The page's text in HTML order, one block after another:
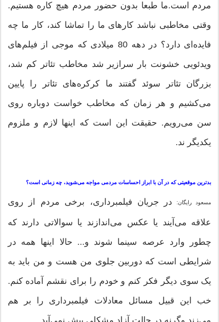
مردم است.ما طبعا بدون حضور مردم هیچ کاره هستیم.
وقتی مخاطبی نباشد کارهای ما را تماشا کند، کار ما چه
فایده‌ای دارد؟ در دهه 80 میلادی که موجی از فیلم‌های
ویدئویی خشونت بار سرازیر شد مخاطب تئاتر کم شد،
بزرگان تئاتر سوئد گفتند ما کرکره‌های تئاتر را پایین
می‌کشیم و هر زمان که مخاطب خواست دوباره روی
سن می‌رویم. حقیقت این است که اینها لازم و ملزوم
یکدیگر ند.
بدترین موقعیتی که در آن با ابراز احساسات مردمی مواجه می‌شوید، چه زمانی است؟
مسعود رایگان: در جریان فیلمبرداری، برخی مردم از روی
علاقه می‌آیند یا عکس می‌اندازند یا سوالاتی دارند که
چطور وارد عرصه سینما شوند و... حالا اینها همه در
شرایطی است که دوربین جلوی من هست و من باید به
یک سوی دیگر فکر کنم و خودم را برای نقشم آماده کنم.
خب این قبیل مسائل معادلات فیلمبرداری را بر هم
می‌زند وگرنه در حالت آزاد مشکلی پیش نمی‌آید.